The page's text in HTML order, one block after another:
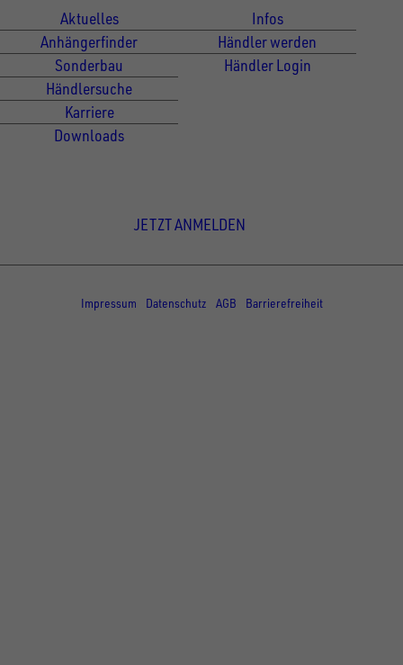
Aktuelles
Anhängerfinder
Sonderbau
Händlersuche
Karriere
Downloads
Infos
Händler werden
Händler Login
JETZT ANMELDEN
Impressum
Datenschutz AGB Barrierefreiheit